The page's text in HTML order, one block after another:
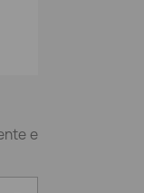
e